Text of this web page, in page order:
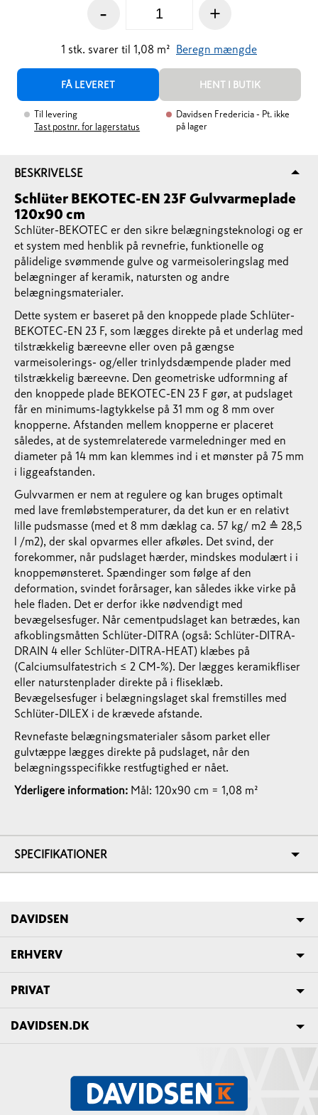
- +
1 stk. svarer til 1,08 m² Beregn mængde
FÅ LEVERET HENT I BUTIK
Til levering
Tast postnr. for lagerstatus
Davidsen Fredericia - Pt. ikke
på lager
BESKRIVELSE
Schlüter BEKOTEC-EN 23F Gulvvarmeplade
120x90 cm
Schlüter-BEKOTEC er den sikre belægningsteknologi og er
et system med henblik på revnefrie, funktionelle og
pålidelige svømmende gulve og varmeisoleringslag med
belægninger af keramik, natursten og andre
belægningsmaterialer.
Dette system er baseret på den knoppede plade Schlüter-
BEKOTEC-EN 23 F, som lægges direkte på et underlag med
tilstrækkelig bæreevne eller oven på gængse
varmeisolerings- og/eller trinlydsdæmpende plader med
tilstrækkelig bæreevne. Den geometriske udformning af
den knoppede plade BEKOTEC-EN 23 F gør, at pudslaget
får en minimums-lagtykkelse på 31 mm og 8 mm over
knopperne. Afstanden mellem knopperne er placeret
således, at de systemrelaterede varmeledninger med en
diameter på 14 mm kan klemmes ind i et mønster på 75 mm
i liggeafstanden.
Gulvvarmen er nem at regulere og kan bruges optimalt
med lave fremløbstemperaturer, da det kun er en relativt
lille pudsmasse (med et 8 mm dæklag ca. 57 kg/ m2 ≙ 28,5
l /m2), der skal opvarmes eller afkøles. Det svind, der
forekommer, når pudslaget hærder, mindskes modulært i i
knoppemønsteret. Spændinger som følge af den
deformation, svindet forårsager, kan således ikke virke på
hele fladen. Det er derfor ikke nødvendigt med
bevægelsesfuger. Når cementpudslaget kan betrædes, kan
afkoblingsmåtten Schlüter-DITRA (også: Schlüter-DITRA-
DRAIN 4 eller Schlüter-DITRA-HEAT) klæbes på
(Calciumsulfatestrich ≤ 2 CM-%). Der lægges keramikfliser
eller naturstenplader direkte på i fliseklæb.
Bevægelsesfuger i belægningslaget skal fremstilles med
Schlüter-DILEX i de krævede afstande.
Revnefaste belægningsmaterialer såsom parket eller
gulvtæppe lægges direkte på pudslaget, når den
belægningsspecifikke restfugtighed er nået.
Yderligere information: Mål: 120x90 cm = 1,08 m²
SPECIFIKATIONER
DAVIDSEN
ERHVERV
PRIVAT
DAVIDSEN.DK